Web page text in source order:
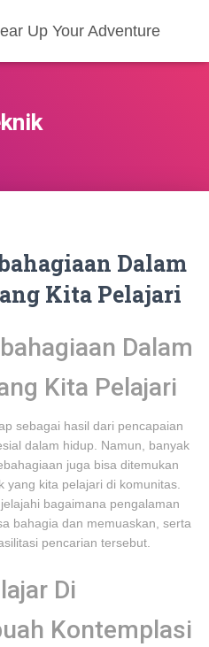
Up Your Adventure
Dalam
Kita Pelajari
Dalam
Kita Pelajari
sebagai hasil dari pencapaian
dalam hidup. Namun, banyak
juga bisa ditemukan
kita pelajari di komunitas.
bagaimana pengalaman
bahagia dan memuaskan, serta
pencarian tersebut.
Di
Kontemplasi